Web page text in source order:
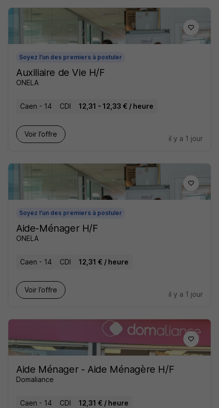
Soyez l'un des premiers à postuler
Auxiliaire de Vie H/F
ONELA
Caen - 14 CDI 12,31 - 12,33 € / heure
Voir l’offre
il y a 1 jour
Soyez l'un des premiers à postuler
Aide-Ménager H/F
ONELA
Caen - 14 CDI 12,31 € / heure
Voir l’offre
il y a 1 jour
Aide Ménager - Aide Ménagère H/F
Domaliance
Caen - 14 CDI 12,31 € / heure